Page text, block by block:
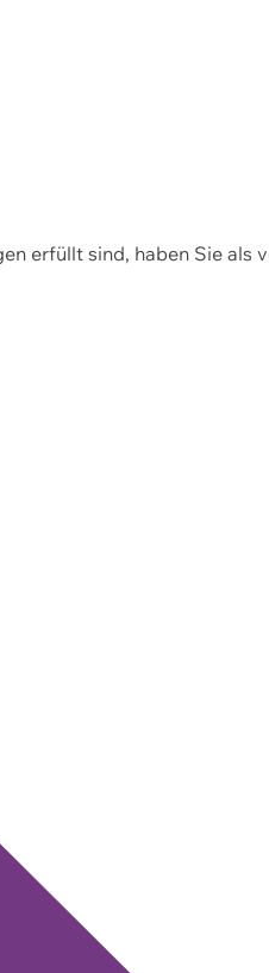
erfüllt sind, haben Sie